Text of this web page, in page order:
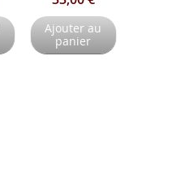
Ajouter au
panier